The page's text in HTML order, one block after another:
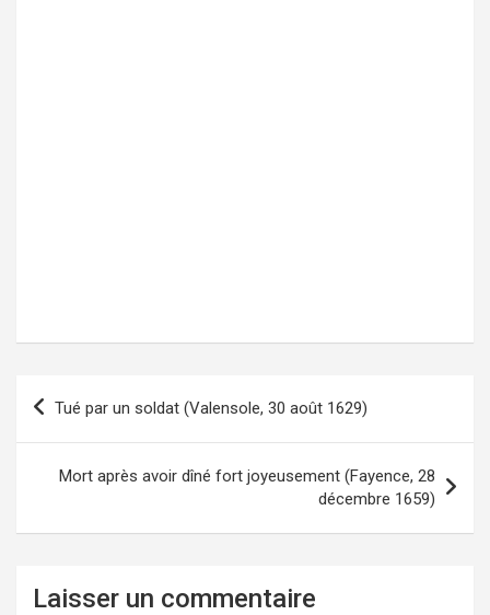
Navigation
de
l’article
Tué par un soldat (Valensole, 30 août 1629)
Mort après avoir dîné fort joyeusement (Fayence, 28
décembre 1659)
Laisser un commentaire